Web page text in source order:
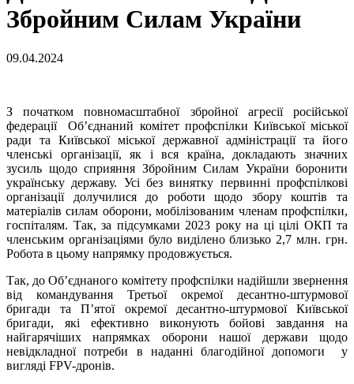
Збройним Силам України
09.04.2024
З початком повномасштабної збройної агресії російської
федерації Об’єднаний комітет профспілки Київської міської
ради та Київської міської державної адміністрації та його
членські організації, як і вся країна, докладають значних
зусиль щодо сприяння Збройним Силам України боронити
українську державу. Усі без винятку первинні профспілкові
організації долучилися до роботи щодо збору коштів та
матеріалів силам оборони, мобілізованим членам профспілки,
госпіталям. Так, за підсумками 2023 року на ці цілі ОКП та
членським організаціями було виділено близько 2,7 млн. грн.
Робота в цьому напрямку продовжується.
Так, до Об’єднаного комітету профспілки надійшли звернення
від командування Третьої окремої десантно-штурмової
бригади та П’ятої окремої десантно-штурмової Київської
бригади, які ефективно виконують бойові завдання на
найгарячіших напрямках оборони нашої держави щодо
невідкладної потреби в наданні благодійної допомоги у
вигляді FPV-дронів.